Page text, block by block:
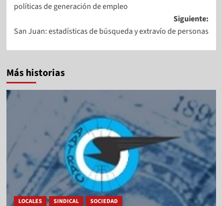
políticas de generación de empleo
Siguiente:
San Juan: estadísticas de búsqueda y extravío de personas
Más historias
LOCALES SINDICAL SOCIEDAD